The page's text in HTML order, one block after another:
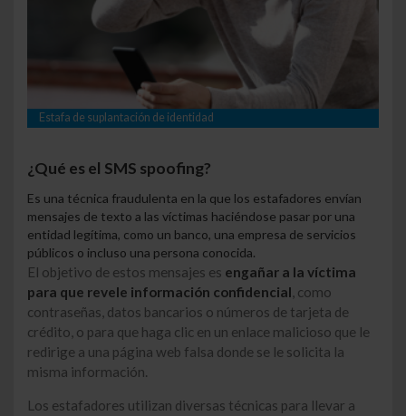
Estafa de suplantación de identidad
¿Qué es el SMS spoofing?
Es una técnica fraudulenta en la que los estafadores envían
mensajes de texto a las víctimas haciéndose pasar por una
entidad legítima, como un banco, una empresa de servicios
públicos o incluso una persona conocida.
El objetivo de estos mensajes es engañar a la víctima
para que revele información confidencial , como
contraseñas, datos bancarios o números de tarjeta de
crédito, o para que haga clic en un enlace malicioso que le
redirige a una página web falsa donde se le solicita la
misma información.
Los estafadores utilizan diversas técnicas para llevar a